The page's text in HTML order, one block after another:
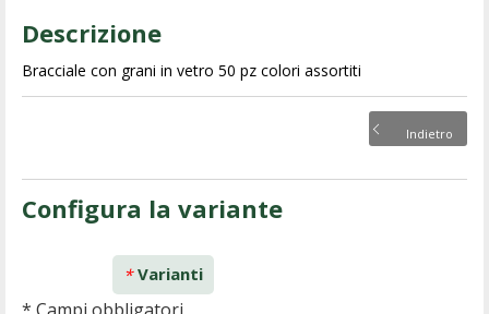
Descrizione
Bracciale con grani in vetro 50 pz colori assortiti
Indietro
Configura la variante
* Varianti